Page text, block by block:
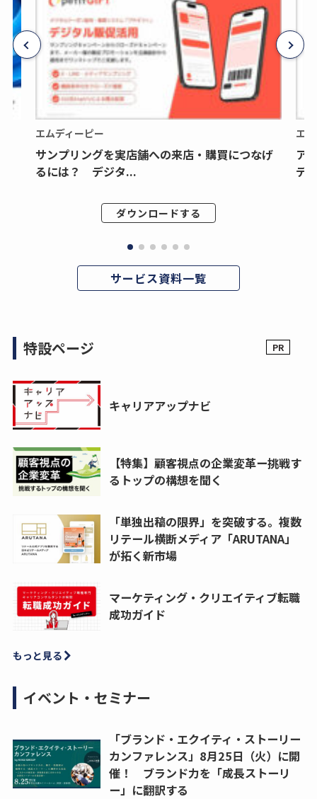
エムディーピー
サンプリングを実店舗への来店・購買につなげ
るには？ デジタ...
ダウンロードする
エ
ア
デ
サービス資料一覧
特設ページ
キャリアアップナビ
【特集】顧客視点の企業変革ー挑戦す
るトップの構想を聞く
「単独出稿の限界」を突破する。複数
リテール横断メディア「ARUTANA」
が拓く新市場
マーケティング・クリエイティブ転職
成功ガイド
もっと見る
イベント・セミナー
「ブランド・エクイティ・ストーリー
カンファレンス」8月25日（火）に開
催！ ブランド力を「成長ストーリ
ー」に翻訳する